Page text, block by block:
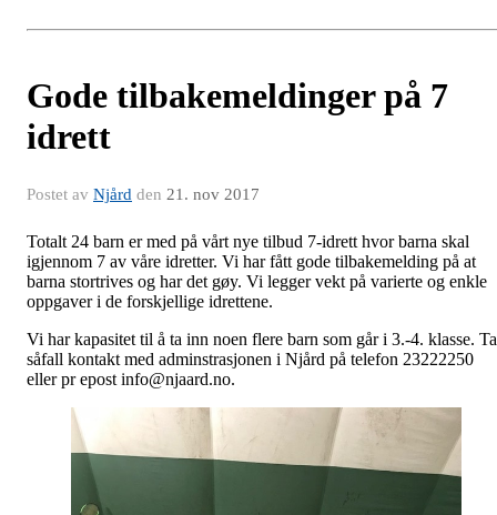
Gode tilbakemeldinger på 7
idrett
Postet av Njård den 21. nov 2017
Totalt 24 barn er med på vårt nye tilbud 7-idrett hvor barna skal
igjennom 7 av våre idretter. Vi har fått gode tilbakemelding på at
barna stortrives og har det gøy. Vi legger vekt på varierte og enkle
oppgaver i de forskjellige idrettene.
Vi har kapasitet til å ta inn noen flere barn som går i 3.-4. klasse.
såfall kontakt med adminstrasjonen i Njård på telefon 23222250
eller pr epost info@njaard.no.